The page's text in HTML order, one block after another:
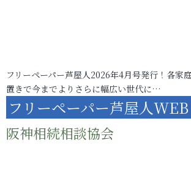
フリーペーパー芦屋人2026年4月号発行！各家
置きで今までよりさらに幅広い世代に…
フリーペーパー芦屋人WEB
阪神相続相談協会